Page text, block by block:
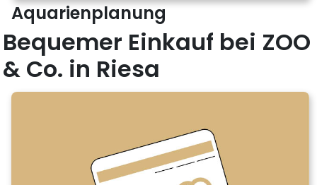
Aquarienplanung
Bequemer Einkauf bei ZOO
& Co. in Riesa